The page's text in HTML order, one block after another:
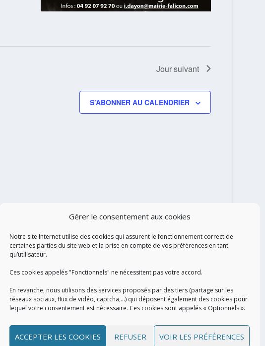
Gérer le consentement aux cookies
Notre site Internet utilise des cookies qui assurent le fonctionnement correct de
certaines parties du site web et la prise en compte de vos préférences en tant
qu’utilisateur.
Ces cookies appelés "Fonctionnels" ne nécessitent pas votre accord.
En revanche, nous utilisons des services proposés par des tiers (partage sur les
réseaux sociaux, flux de vidéo, captcha,...) qui déposent également des cookies pour
lequel votre consentement est nécessaire. Ces cookies sont appelés « Optionnels ».
ACCEPTER LES COOKIES REFUSER VOIR LES PRÉFÉRENCES
Jour suivant
S’ABONNER AU CALENDRIER
RÉALISATION